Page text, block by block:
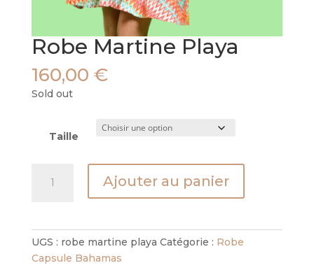
Robe Martine Playa
160,00 €
Sold out
Taille
Ajouter au panier
UGS : robe martine playa Catégorie : Robe
Capsule Bahamas